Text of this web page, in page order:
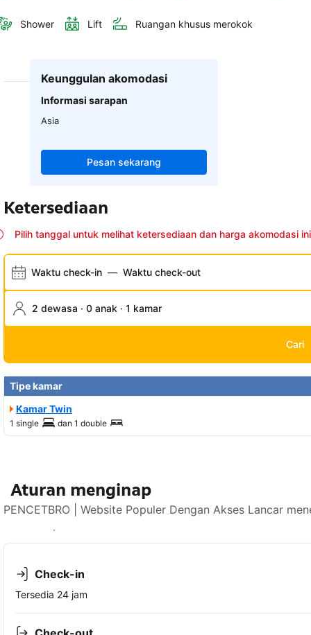
Shower Lift Ruangan khusus merokok
Keunggulan akomodasi
Informasi sarapan
Asia
Pesan sekarang
Ketersediaan
Pilih tanggal untuk melihat ketersediaan dan harga akomodasi ini
Waktu check-in — Waktu check-out
2 dewasa · 0 anak · 1 kamar
Cari
Tipe kamar
Kamar Twin
1 single dan 1 double
Aturan menginap
PENCETBRO | Website Populer Dengan Akses Lancar
Lihat ketersediaan
Check-in
Tersedia 24 jam